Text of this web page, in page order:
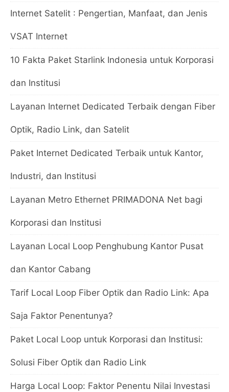
Internet Satelit : Pengertian, Manfaat, dan Jenis
VSAT Internet
10 Fakta Paket Starlink Indonesia untuk Korporasi
dan Institusi
Layanan Internet Dedicated Terbaik dengan Fiber
Optik, Radio Link, dan Satelit
Paket Internet Dedicated Terbaik untuk Kantor,
Industri, dan Institusi
Layanan Metro Ethernet PRIMADONA Net bagi
Korporasi dan Institusi
Layanan Local Loop Penghubung Kantor Pusat
dan Kantor Cabang
Tarif Local Loop Fiber Optik dan Radio Link: Apa
Saja Faktor Penentunya?
Paket Local Loop untuk Korporasi dan Institusi:
Solusi Fiber Optik dan Radio Link
Harga Local Loop: Faktor Penentu Nilai Investasi